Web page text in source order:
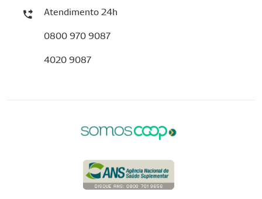
Atendimento 24h
0800 970 9087
4020 9087